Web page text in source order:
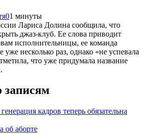
01 минуты
Лариса Долина сообщила, что
джаз-клуб. Ее слова приводит
исполнительницы, ее команда
уже несколько раз, однако «не успевала
что уже придумала название
записям
кадров теперь обязательна
об аборте